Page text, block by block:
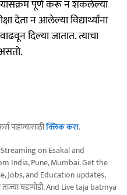
पूर्ण करू न शकलेल्या
देता न आलेल्या विद्यार्थ्यांना
दिल्या जातात. त्याचा
पाहण्यासाठीक्लिक करा.
on Esakal and
India, Pune, Mumbai. Get the
Jobs, and Education updates,
ताज्या घडामोडी. And Live taja batmya